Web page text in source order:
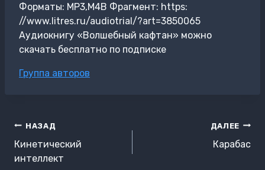
Форматы: MP3,M4B Фрагмент: https:
//www.litres.ru/audiotrial/?art=3850065
Аудиокнигу «Волшебный кафтан» можно
скачать бесплатно по подписке
Метки
Группа авторов
Навигация
по
записям
НАЗАД
Кинетический
интеллект
ДАЛЕЕ
Карабас